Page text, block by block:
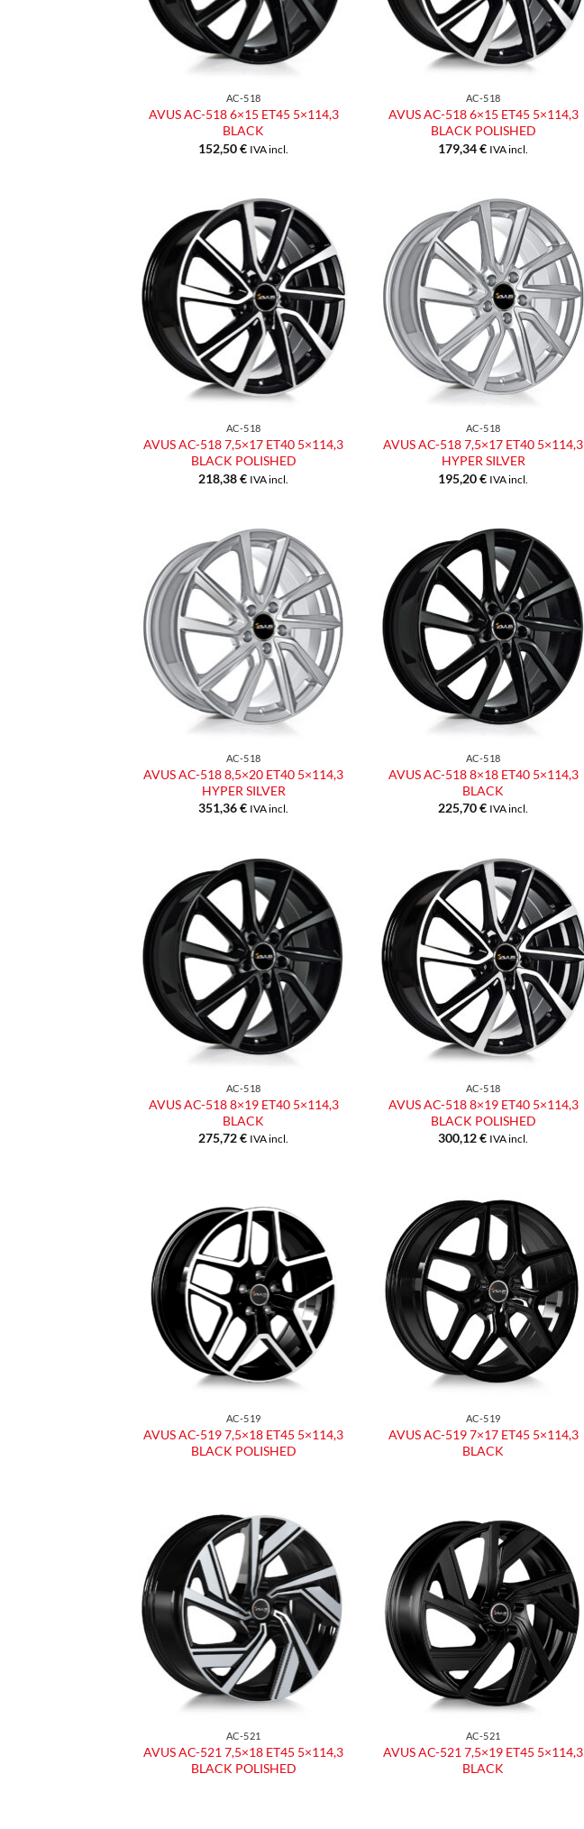
AC-518
AVUS AC-518 6×15 ET45 5×114,3
BLACK
152,50€ IVA incl.
AC-518
AVUS AC-518 6×15 ET45 5×114,3
BLACK POLISHED
179,34€ IVA incl.
Aggiungi
alla lista
dei
desideri
AC-518
AVUS AC-518 7,5×17 ET40 5×114,3
BLACK POLISHED
218,38€ IVA incl.
Aggiungi
alla lista
dei
desideri
AC-518
AVUS AC-518 7,5×17 ET40 5×114,3
HYPER SILVER
195,20€ IVA incl.
Aggiungi
alla lista
dei
desideri
AC-518
AVUS AC-518 8,5×20 ET40 5×114,3
HYPER SILVER
351,36€ IVA incl.
Aggiungi
alla lista
dei
desideri
AC-518
AVUS AC-518 8×18 ET40 5×114,3
BLACK
225,70€ IVA incl.
Aggiungi
alla lista
dei
desideri
AC-518
AVUS AC-518 8×19 ET40 5×114,3
BLACK
275,72€ IVA incl.
Aggiungi
alla lista
dei
desideri
AC-518
AVUS AC-518 8×19 ET40 5×114,3
BLACK POLISHED
300,12€ IVA incl.
Aggiungi
alla lista
dei
desideri
AC-519
AVUS AC-519 7,5×18 ET45 5×114,3
BLACK POLISHED
Aggiungi
alla lista
dei
desideri
AC-519
AVUS AC-519 7×17 ET45 5×114,3
BLACK
Aggiungi
alla lista
dei
desideri
AC-521
AVUS AC-521 7,5×18 ET45 5×114,3
BLACK POLISHED
Aggiungi
alla lista
dei
desideri
AC-521
AVUS AC-521 7,5×19 ET45 5×114,3
BLACK